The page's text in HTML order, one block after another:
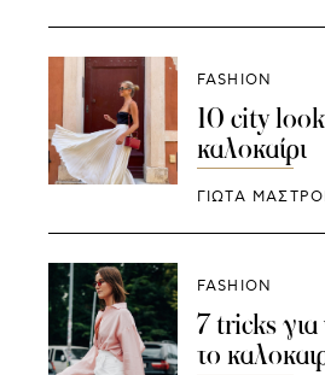
FASHION
10 city
καλοκαίρι
ΓΙΩΤΑ
FASHION
7 tricks για
το